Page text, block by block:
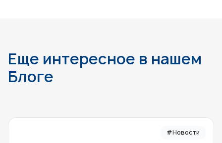
Еще интересное в нашем
Блоге
#Новости